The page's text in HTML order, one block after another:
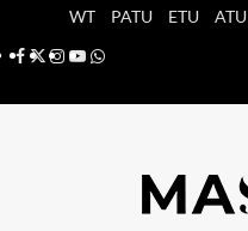
WT PATU ETU ATU
Facebook
X Instagram
YouTube
Whatsapp